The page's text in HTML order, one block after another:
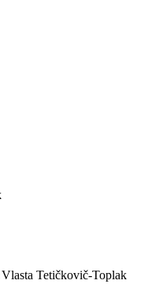
Vlasta Tetičkovič-Toplak